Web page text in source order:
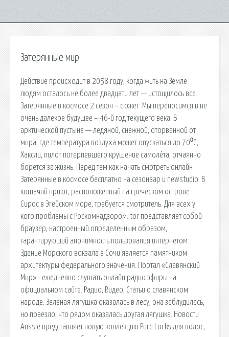
Затерянные мир
Действие происходит в 2058 году, когда жить на Земле
людям осталось не более двадцати лет — истощилось все.
Затерянные в космосе 2 сезон – сюжет. Мы переносимся в не
очень далекое будущее – 46-й год текущего века. В
арктической пустыне — ледяной, снежной, оторванной от
мира, где температура воздуха может опускаться до 70⁰С,
Хаксли, пилот потерпевшего крушение самолёта, отчаянно
борется за жизнь. Перед тем как начать смотреть онлайн
Затерянные в космосе бесплатно на сезонвар и newstudio. В
кошачий приют, расположенный на греческом острове
Сирос в Эгейском море, требуется смотритель. Для всех у
кого проблемы с Роскомнадзором: tor представляет собой
браузер, настроенный определенным образом,
гарантирующий анонимность пользования интернетом.
Здание Морского вокзала в Сочи является памятником
архитектуры федерального значения. Портал «Славянский
Мир» - ежедневно слушать онлайн радио эфиры на
официальном сайте. Радио, Видео, Статьи о славянском
народе. Зеленая лягушка оказалась в лесу, она заблудилась,
но повезло, что рядом оказалась другая лягушка. Новости
Aussie представляет новую коллекцию Pure Locks для волос,